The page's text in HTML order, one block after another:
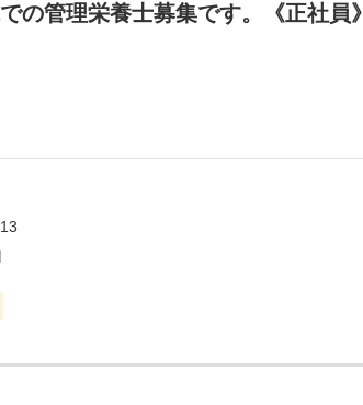
の管理栄養士募集です。《正社員》